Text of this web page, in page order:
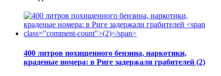
400 литров похищенного бензина, наркотики,
краденые номера: в Риге задержали грабителей (2)